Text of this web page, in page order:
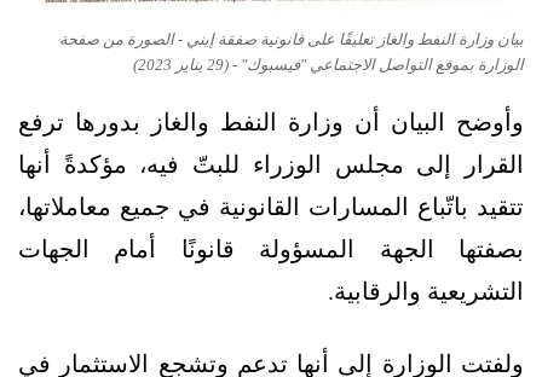
بيان وزارة النفط والغاز تعليقًا على قانونية صفقة إيني - الصورة من صفحة
الوزارة بموقع التواصل الاجتماعي "فيسبوك" - (29 يناير 2023)
وأوضح البيان أن وزارة النفط والغاز بدورها ترفع
القرار إلى مجلس الوزراء للبتّ فيه، مؤكدةً أنها
تتقيد باتّباع المسارات القانونية في جميع معاملاتها،
بصفتها الجهة المسؤولة قانونًا أمام الجهات
التشريعية والرقابية.
ولفتت الوزارة إلى أنها تدعم وتشجع الاستثمار في